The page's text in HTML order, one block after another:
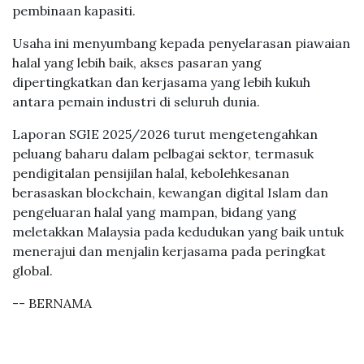
pembinaan kapasiti.
Usaha ini menyumbang kepada penyelarasan piawaian
halal yang lebih baik, akses pasaran yang
dipertingkatkan dan kerjasama yang lebih kukuh
antara pemain industri di seluruh dunia.
Laporan SGIE 2025/2026 turut mengetengahkan
peluang baharu dalam pelbagai sektor, termasuk
pendigitalan pensijilan halal, kebolehkesanan
berasaskan blockchain, kewangan digital Islam dan
pengeluaran halal yang mampan, bidang yang
meletakkan Malaysia pada kedudukan yang baik untuk
menerajui dan menjalin kerjasama pada peringkat
global.
-- BERNAMA